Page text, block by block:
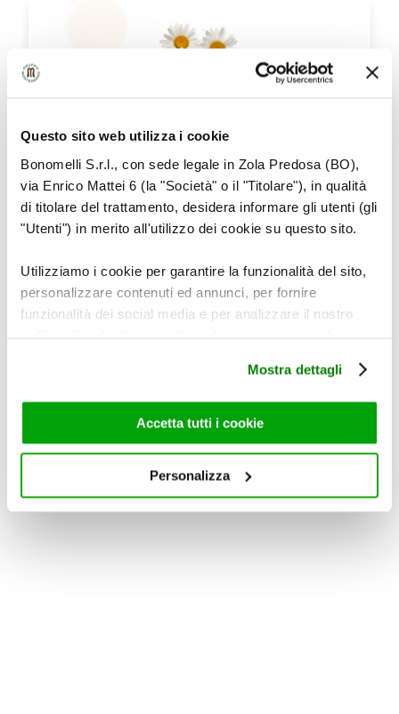
Questo sito web utilizza i cookie
Bonomelli S.r.l., con sede legale in Zola Predosa (BO),
via Enrico Mattei 6 (la "Società" o il "Titolare"), in qualità
di titolare del trattamento, desidera informare gli utenti (gli
"Utenti") in merito all'utilizzo dei cookie su questo sito.
Utilizziamo i cookie per garantire la funzionalità del sito,
personalizzare contenuti ed annunci, per fornire
funzionalità dei social media e per analizzare il nostro
di analisi dei dati web, pubblicità e social media, i quali
potrebbero combinarle con altre informazioni che ha
fornito loro o che hanno raccolto dal suo utilizzo dei loro
servizi. Per maggiori informazioni circa l’utilizzo dei
chiudere il banner, non verranno installati cookie sul tuo
Mostra dettagli
Accetta tutti i cookie
Personalizza
CAMOMILLA
PROPRIETÀ PRINCIPALI
·Aiuta il rilassamento, inducendo il sonno,
·Favorisce una buona digestione anche
grazie alle virtù emollienti e lenitive.